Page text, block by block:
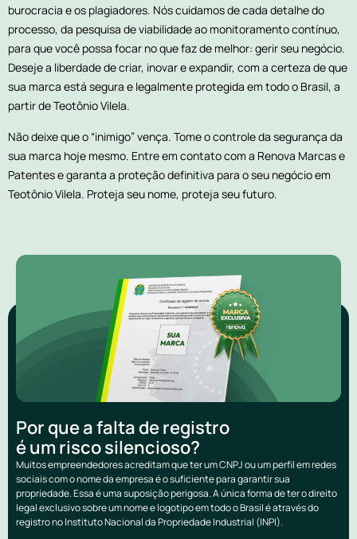
burocracia e os plagiadores. Nós cuidamos de cada detalhe do
processo, da pesquisa de viabilidade ao monitoramento contínuo,
para que você possa focar no que faz de melhor: gerir seu negócio.
Deseje a liberdade de criar, inovar e expandir, com a certeza de que
sua marca está segura e legalmente protegida em todo o Brasil, a
partir de Teotônio Vilela.
Não deixe que o “inimigo” vença. Tome o controle da segurança da
sua marca hoje mesmo. Entre em contato com a Renova Marcas e
Patentes e garanta a proteção definitiva para o seu negócio em
Teotônio Vilela. Proteja seu nome, proteja seu futuro.
Por que a falta de registro
é um risco silencioso?
Muitos empreendedores acreditam que ter um CNPJ ou um perfil em redes
sociais com o nome da empresa é o suficiente para garantir sua
propriedade. Essa é uma suposição perigosa. A única forma de ter o direito
legal exclusivo sobre um nome e logotipo em todo o Brasil é através do
registro no Instituto Nacional da Propriedade Industrial (INPI).